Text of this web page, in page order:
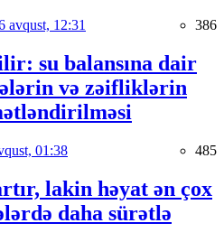
avqust, 12:31 386
su balansına dair
və zəifliklərin
01:38 485
lakin həyat ən çox
daha sürətlə